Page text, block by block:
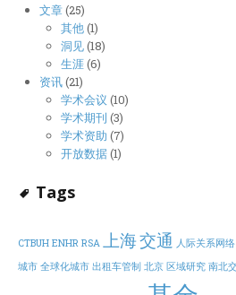
文章(25)
其他(1)
洞见(18)
生涯(6)
资讯(21)
学术会议 (10)
学术期刊 (3)
学术资助 (7)
开放数据(1)
Tags
CTBUH ENHR RSA 上海交通 人际关系网络
城市 全球化城市 出租车管制 北京 区域研究 南北